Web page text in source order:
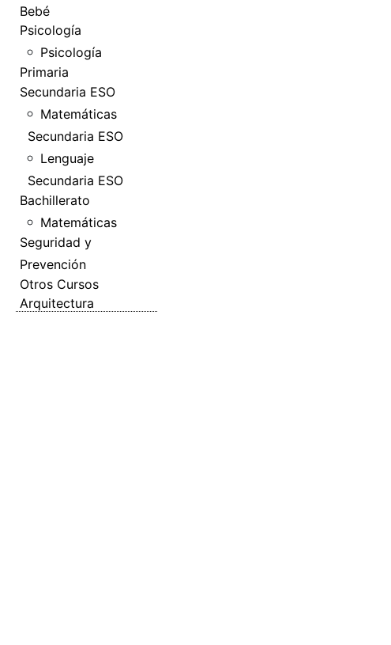
Bebé
Psicología
Psicología
Primaria
Secundaria ESO
Matemáticas
Secundaria ESO
Lenguaje
Secundaria ESO
Bachillerato
Matemáticas
Seguridad y
Prevención
Otros Cursos
Arquitectura